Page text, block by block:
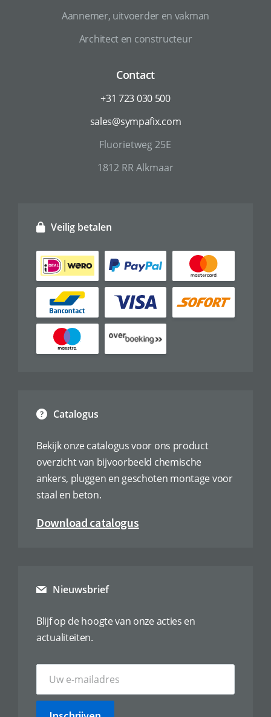
Aannemer, uitvoerder en vakman
Architect en constructeur
Contact
+31 723 030 500
sales@sympafix.com
Fluorietweg 25E
1812 RR Alkmaar
Catalogus
Bekijk onze catalogus voor ons product
overzicht van bijvoorbeeld chemische
ankers, pluggen en geschoten montage voor
staal en beton.
Download catalogus
Veilig betalen
Nieuwsbrief
Blijf op de hoogte van onze acties en
actualiteiten.